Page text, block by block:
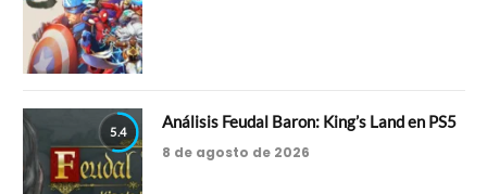
5.4
Análisis Feudal Baron: King’s Land en PS5
8 de agosto de 2026